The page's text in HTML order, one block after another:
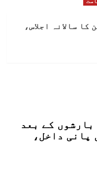
سالانہ اجلاس،
بارشوں کے بعد
پانی داخل،